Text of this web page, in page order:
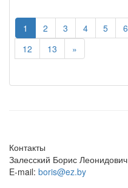
1 2 3 4 5 6
12
13 »
Контакты
Залесский Борис Леонидович
E-mail: boris@ez.by